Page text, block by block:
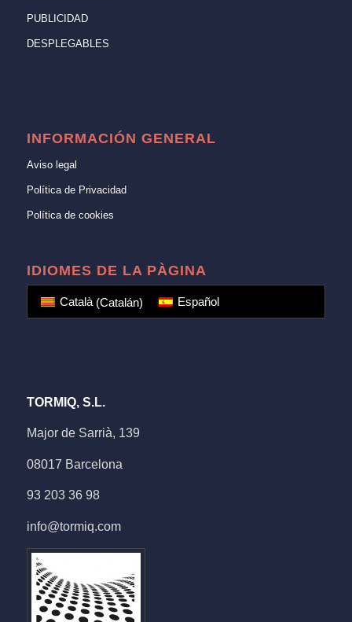
PUBLICIDAD
DESPLEGABLES
INFORMACIÓN GENERAL
Aviso legal
Política de Privacidad
Política de cookies
IDIOMES DE LA PÀGINA
Català(Catalán) Español
TORMIQ, S.L.
Major de Sarrià, 139
08017 Barcelona
93 203 36 98
info@tormiq.com